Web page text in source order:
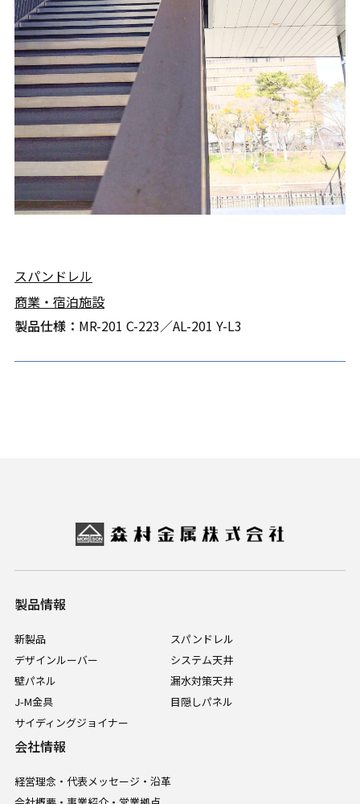
スパンドレル
商業・宿泊施設
製品仕様： MR-201 C-223／AL-201 Y-L3
製品情報
新製品
スパンドレル
デザインルーバー
システム天井
壁パネル
漏水対策天井
J-M金具
目隠しパネル
サイディングジョイナー
会社情報
経営理念・代表メッセージ・沿革